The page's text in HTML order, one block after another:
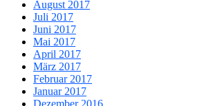
August 2017
Juli 2017
Juni 2017
Mai 2017
April 2017
März 2017
Februar 2017
Januar 2017
Dezember 2016